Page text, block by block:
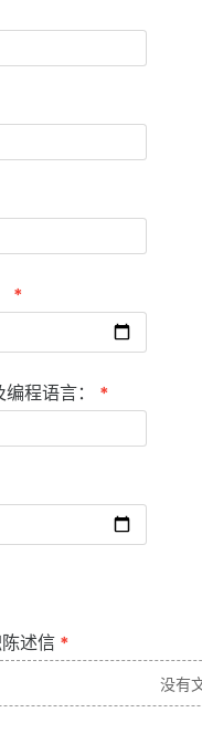
*
程语言： *
述信 *
没有